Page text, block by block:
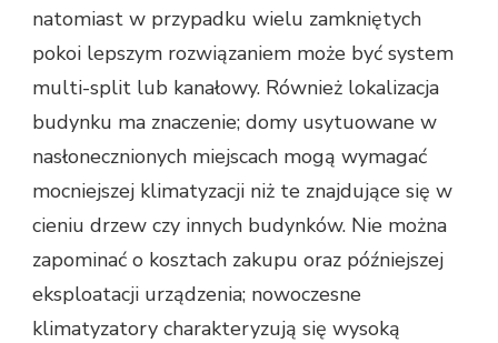
natomiast w przypadku wielu zamkniętych
pokoi lepszym rozwiązaniem może być system
multi-split lub kanałowy. Również lokalizacja
budynku ma znaczenie; domy usytuowane w
nasłonecznionych miejscach mogą wymagać
mocniejszej klimatyzacji niż te znajdujące się w
cieniu drzew czy innych budynków. Nie można
zapominać o kosztach zakupu oraz późniejszej
eksploatacji urządzenia; nowoczesne
klimatyzatory charakteryzują się wysoką